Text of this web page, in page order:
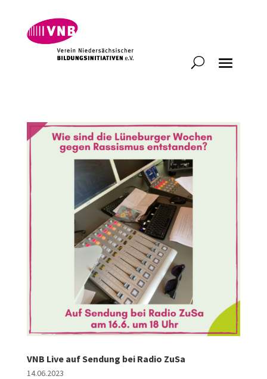
VNB Live auf Sendung bei Radio ZuSa
14.06.2023